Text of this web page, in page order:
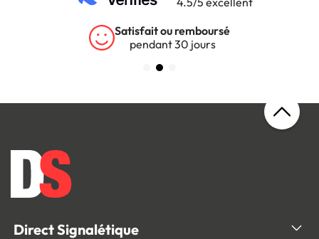
Garantie 5 ans
sur tous nos produits
Direct Signalétique